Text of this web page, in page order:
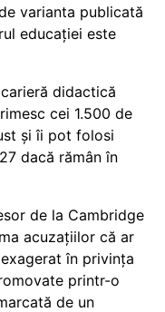
varianta publicată
educației este
didactică
cei 1.500 de
și îi pot folosi
dacă rămân în
de la Cambridge
acuzațiilor că ar
în privința
printr-o
de un